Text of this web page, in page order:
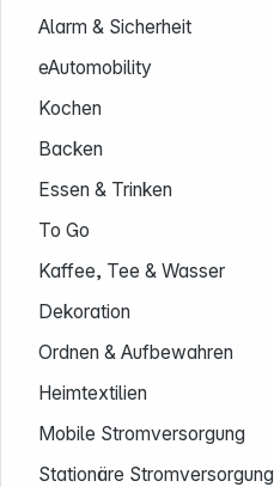
Alarm & Sicherheit
eAutomobility
Kochen
Backen
Essen & Trinken
To Go
Kaffee, Tee & Wasser
Dekoration
Ordnen & Aufbewahren
Heimtextilien
Mobile Stromversorgung
Stationäre Stromversorgung